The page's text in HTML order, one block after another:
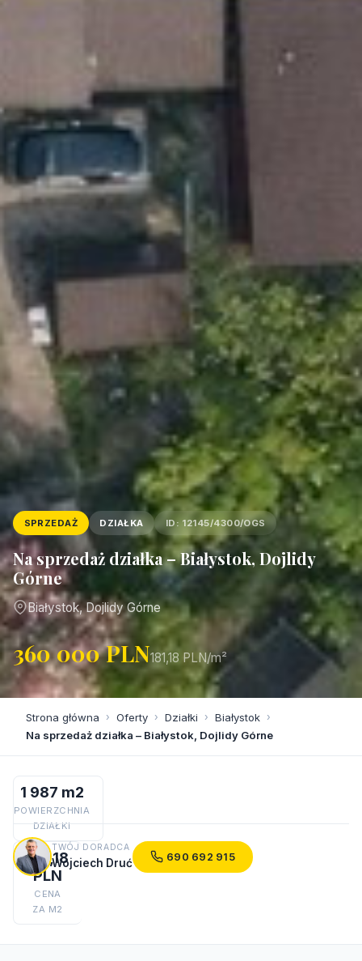
SPRZEDAŻ DZIAŁKA ID: 12145/4300/OGS
Na sprzedaż działka – Białystok, Dojlidy
Górne
Białystok, Dojlidy Górne
360 000 PLN181,18 PLN/m²
Strona główna › Oferty › Działki › Białystok ›
Na sprzedaż działka – Białystok, Dojlidy Górne
1 987 m2
POWIERZCHNIA
DZIAŁKI
181,18
PLN
CENA
ZA M2
TWÓJ DORADCA
Wojciech Druć 690 692 915